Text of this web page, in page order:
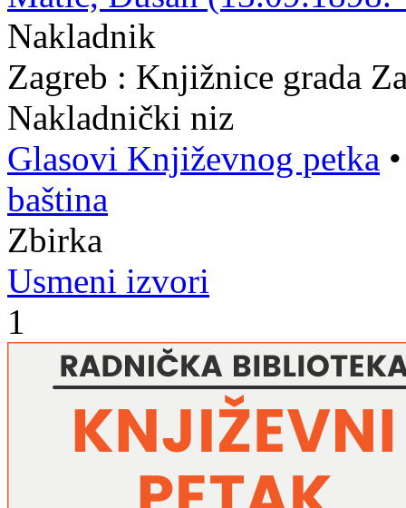
Nakladnik
Zagreb : Knjižnice grada
Nakladnički niz
Glasovi Književnog petka
baština
Zbirka
Usmeni izvori
1